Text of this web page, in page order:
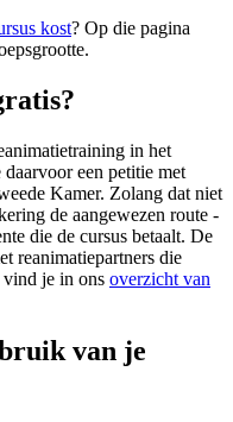
kost? Op die pagina
in het
een petitie met
Kamer. Zolang dat niet
de aangewezen route -
die de cursus betaalt. De
reanimatiepartners die
vind je in ons overzicht van
van je